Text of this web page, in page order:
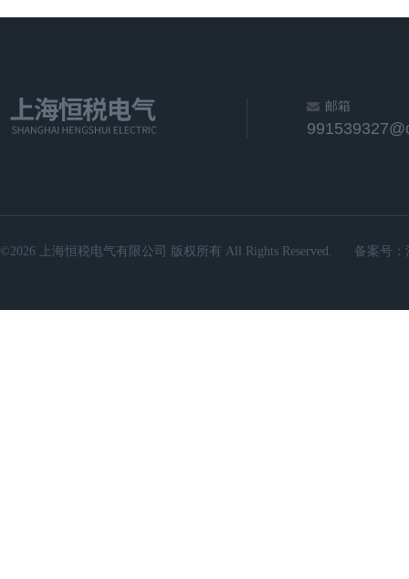
邮箱
©2026 上海恒税电气有限公司 版权所有 All Rights Reserved. 备案号：